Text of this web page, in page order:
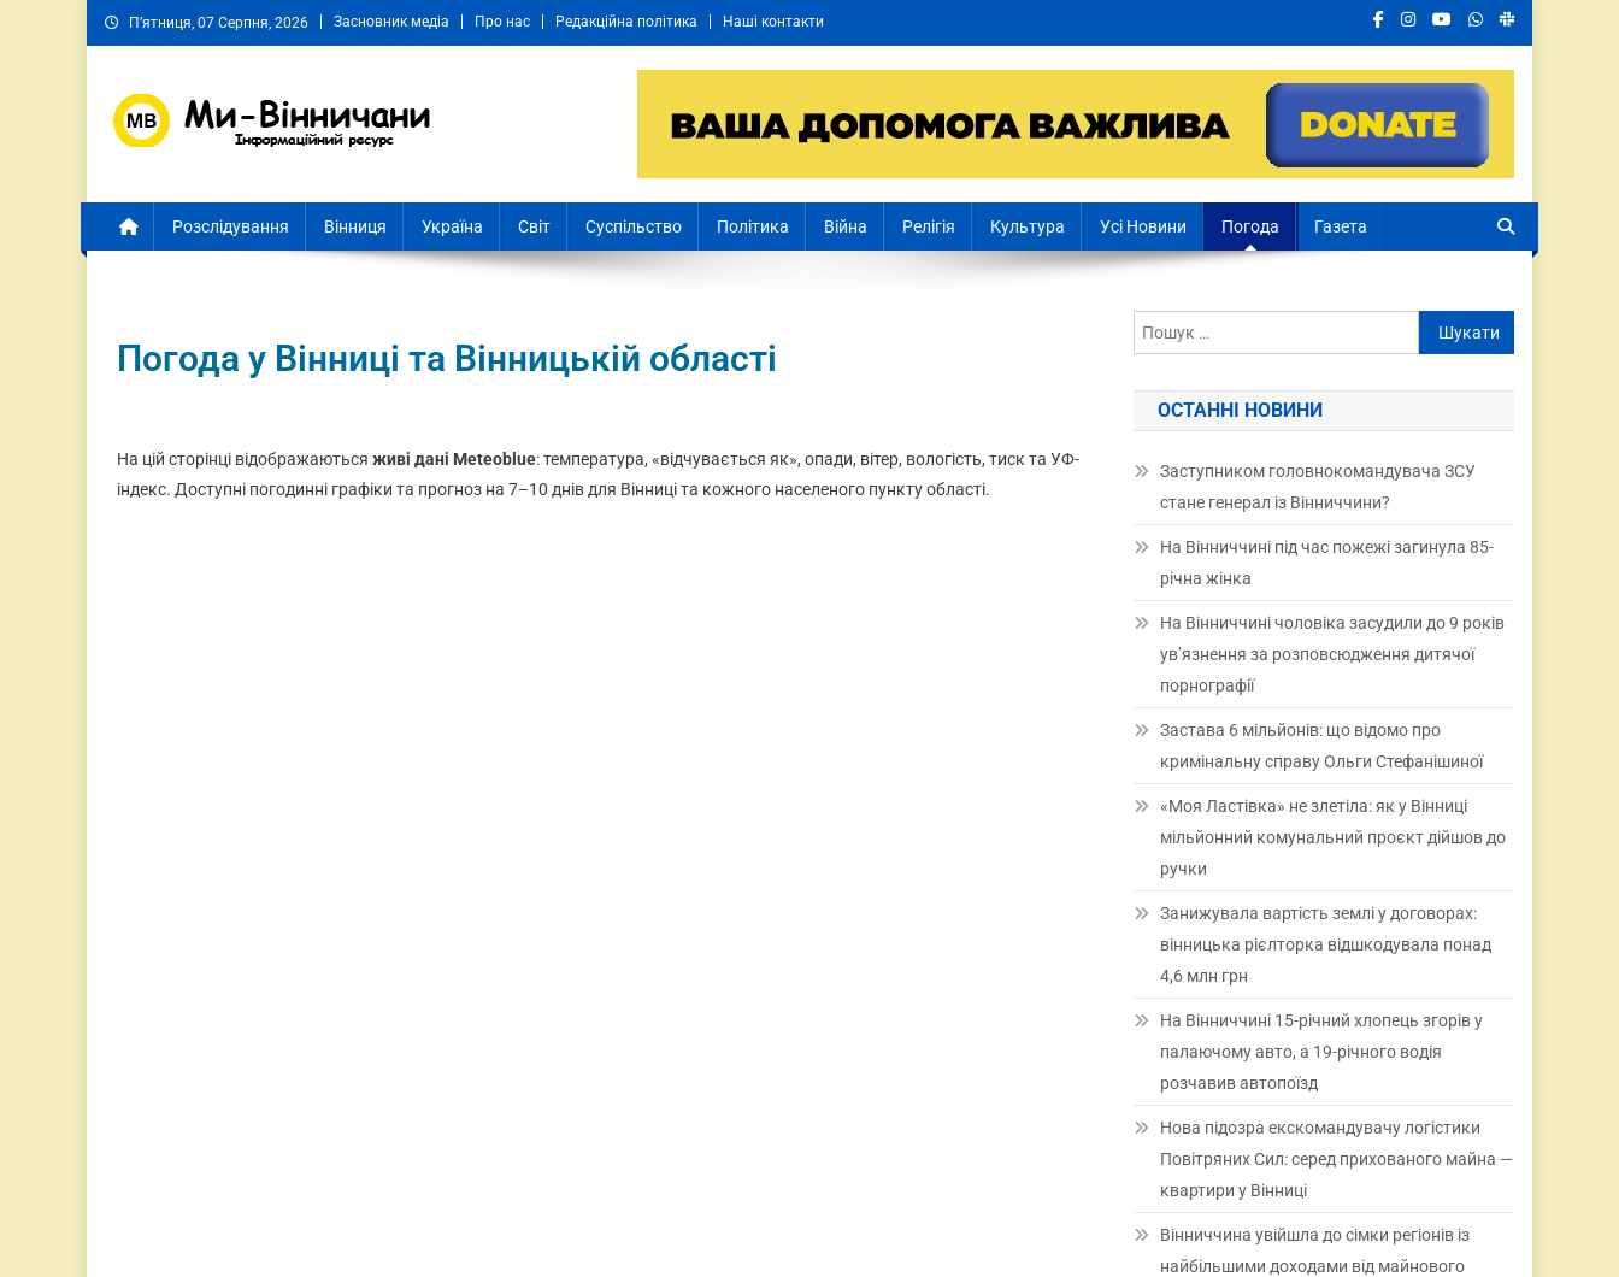
П’ятниця, 07 Серпня, 2026 Засновник медіа Про нас Редакційна політика Наші контакти
Розслідування Вінниця Україна Світ Суспільство Політика Війна Релігія Культура Усі Новини Погода Газета
Погода у Вінниці та Вінницькій області
На цій сторінці відображаються живі дані Meteoblue: температура, «відчувається як», опади, вітер, вологість, тиск та УФ-
індекс. Доступні погодинні графіки та прогноз на 7–10 днів для Вінниці та кожного населеного пункту області.
ОСТАННІ НОВИНИ
Заступником головнокомандувача ЗСУ
стане генерал із Вінниччини?
На Вінниччині під час пожежі загинула 85-
річна жінка
На Вінниччині чоловіка засудили до 9 років
ув’язнення за розповсюдження дитячої
порнографії
Застава 6 мільйонів: що відомо про
кримінальну справу Ольги Стефанішиної
«Моя Ластівка» не злетіла: як у Вінниці
мільйонний комунальний проєкт дійшов до
ручки
Занижувала вартість землі у договорах:
вінницька рієлторка відшкодувала понад
4,6 млн грн
На Вінниччині 15-річний хлопець згорів у
палаючому авто, а 19-річного водія
розчавив автопоїзд
Нова підозра екскомандувачу логістики
Повітряних Сил: серед прихованого майна —
квартири у Вінниці
Вінниччина увійшла до сімки регіонів із
найбільшими доходами від майнового